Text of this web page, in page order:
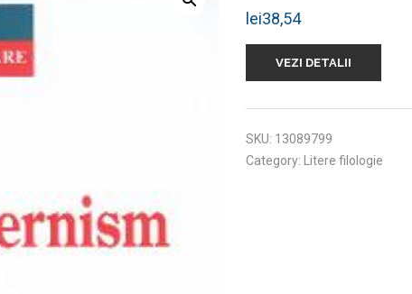
lei38,54
VEZI DETALII
SKU: 13089799
Category:
Litere filologie